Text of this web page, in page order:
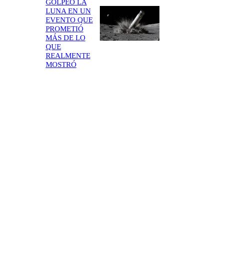
GOLPEÓ LA
LUNA EN UN
EVENTO QUE
PROMETIÓ
MÁS DE LO
QUE
REALMENTE
MOSTRÓ